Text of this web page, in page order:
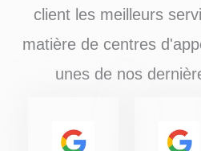
client les meilleurs
matière de centres
unes de nos